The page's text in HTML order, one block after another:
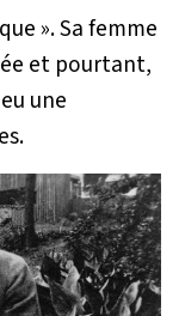
». Sa femme
et pourtant,
une